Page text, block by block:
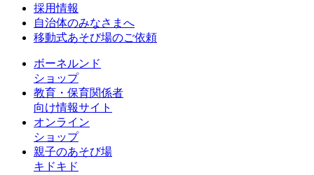
採用情報
自治体のみなさまへ
移動式あそび場のご依頼
ボーネルンド
ショップ
教育・保育関係者
向け情報サイト
オンライン
ショップ
親子のあそび場
キドキド